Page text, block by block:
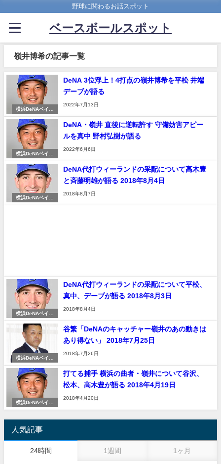
野球に関わるお話スポット
ベースボールスポット
嶺井博希の記事一覧
横浜DeNAベイス
ターズ
DeNA 3位浮上！4打点の嶺井博希を平松 井端
デーブが語る
2022年7月13日
横浜DeNAベイス
ターズ
DeNA・嶺井 直後に逆転許す 守備妨害アピー
ルを真中 野村弘樹が語る
2022年6月6日
横浜DeNAベイス
ターズ
DeNA代打ウィーランドの采配について高木豊
と斉藤明雄が語る 2018年8月4日
2018年8月7日
横浜DeNAベイス
ターズ
DeNA代打ウィーランドの采配について平松、
真中、デーブが語る 2018年8月3日
2018年8月4日
横浜DeNAベイス
ターズ
谷繁「DeNAのキャッチャー嶺井のあの動きは
あり得ない」 2018年7月25日
2018年7月26日
横浜DeNAベイス
ターズ
打てる捕手 横浜の曲者・嶺井について谷沢、
松本、高木豊が語る 2018年4月19日
2018年4月20日
人気記事
24時間 1週間 1ヶ月